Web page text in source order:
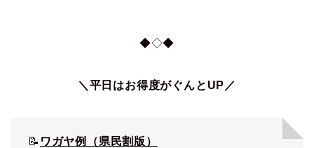
◆◇◆
＼平日はお得度がぐんとUP／
📝 ワガヤ例（県民割版）